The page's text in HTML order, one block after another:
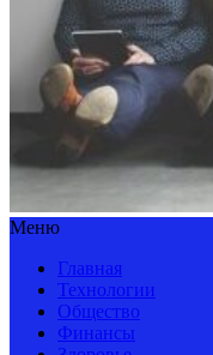
Меню
Главная
Технологии
Общество
Финансы